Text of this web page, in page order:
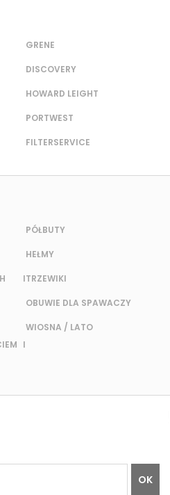
GRENE
DISCOVERY
HOWARD LEIGHT
PORTWEST
FILTERSERVICE
I
I
PÓŁBUTY
HEŁMY
TRZEWIKI
OBUWIE DLA SPAWACZY
WIOSNA / LATO
OK